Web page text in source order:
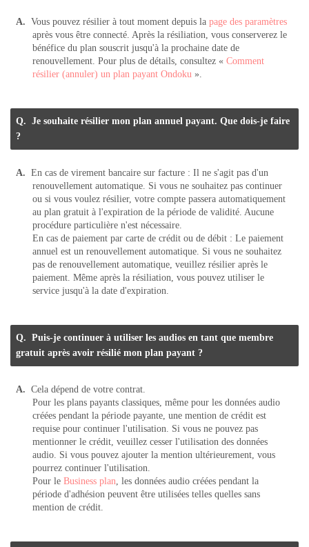
Vous pouvez résilier à tout moment depuis la page des paramètres
après vous être connecté. Après la résiliation, vous conserverez le
bénéfice du plan souscrit jusqu'à la prochaine date de
renouvellement. Pour plus de détails, consultez « Comment
résilier (annuler) un plan payant Ondoku ».
Je souhaite résilier mon plan annuel payant. Que dois-je faire
?
En cas de virement bancaire sur facture : Il ne s'agit pas d'un
renouvellement automatique. Si vous ne souhaitez pas continuer
ou si vous voulez résilier, votre compte passera automatiquement
au plan gratuit à l'expiration de la période de validité. Aucune
procédure particulière n'est nécessaire.
En cas de paiement par carte de crédit ou de débit : Le paiement
annuel est un renouvellement automatique. Si vous ne souhaitez
pas de renouvellement automatique, veuillez résilier après le
paiement. Même après la résiliation, vous pouvez utiliser le
service jusqu'à la date d'expiration.
Puis-je continuer à utiliser les audios en tant que membre
gratuit après avoir résilié mon plan payant ?
Cela dépend de votre contrat.
Pour les plans payants classiques, même pour les données audio
créées pendant la période payante, une mention de crédit est
requise pour continuer l'utilisation. Si vous ne pouvez pas
mentionner le crédit, veuillez cesser l'utilisation des données
audio. Si vous pouvez ajouter la mention ultérieurement, vous
pourrez continuer l'utilisation.
Pour le Business plan, les données audio créées pendant la
période d'adhésion peuvent être utilisées telles quelles sans
mention de crédit.